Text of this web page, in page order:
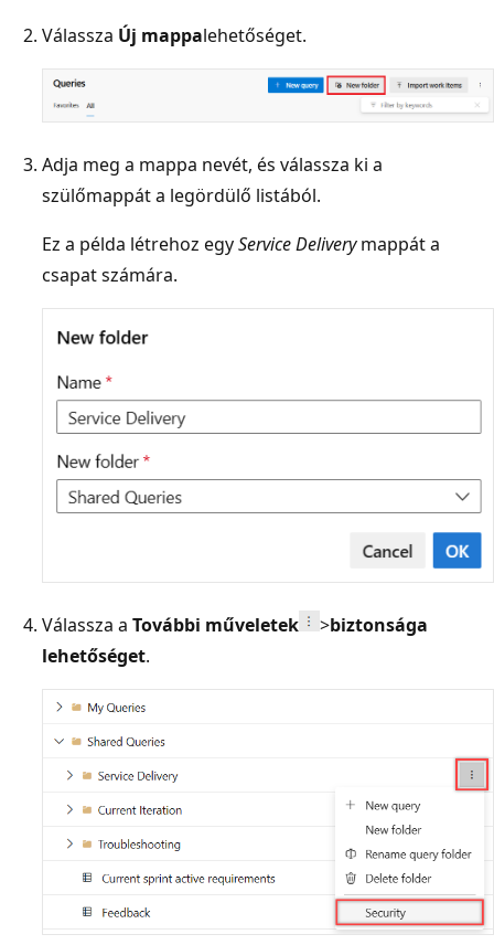
Válassza Új mappalehetőséget.
Adja meg a mappa nevét, és válassza ki a
szülőmappát a legördülő listából.
Ez a példa létrehoz egyService Deliverymappát a
csapat számára.
Válassza a További műveletek >biztonsága
lehetőséget.